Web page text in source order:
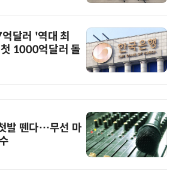
달러 '역대 최
1000억달러 돌
발 뗀다…무선 마